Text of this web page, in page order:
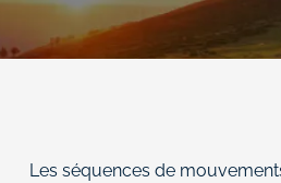
Les séquences de